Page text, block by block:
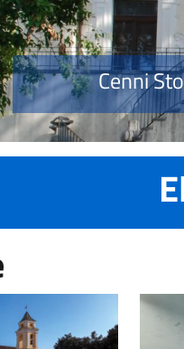
Cenni